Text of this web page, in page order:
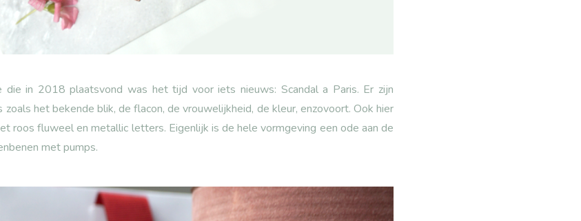
die in 2018 plaatsvond was het tijd voor iets nieuws: Scandal a Paris. Er zijn
zoals het bekende blik, de flacon, de vrouwelijkheid, de kleur, enzovoort. Ook hier
roos fluweel en metallic letters. Eigenlijk is de hele vormgeving een ode aan de
met pumps.